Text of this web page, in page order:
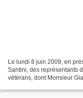
Le lundi 8 juin 2009, en
Santini, des représentants
vétérans, dont Monsieur